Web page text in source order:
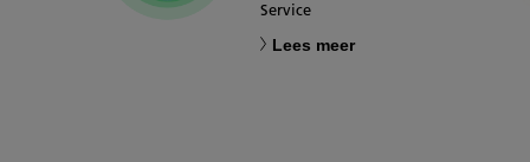
Service
Lees meer